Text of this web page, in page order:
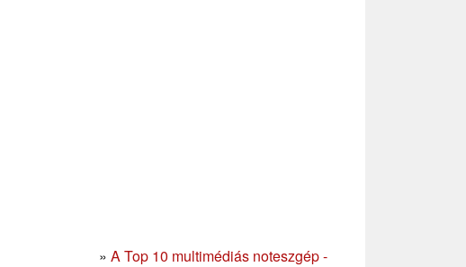
» A Top 10 multimédiás noteszgép -